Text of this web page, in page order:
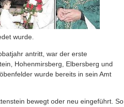
wurde.
antritt, war der erste
Hohenmirsberg, Elbersberg und
wurde bereits in sein Amt
bewegt oder neu eingeführt. So